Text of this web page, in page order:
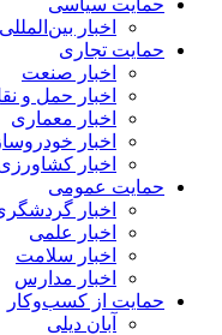
اخبار بین‌المللی
حمایت تجاری
اخبار صنعت
اخبار حمل و
اخبار معماری
اخبار
اخبار
حمایت عمومی
اخبار
اخبار علمی
اخبار سلامت
اخبار مدارس
حمایت از کسب‌وکار
آبان دیلی